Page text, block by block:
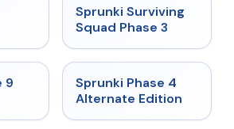
★ 4.7
Sprunki Surviving
Squad Phase 3
★
9
★
Sprunki Phase 4
Alternate Edition